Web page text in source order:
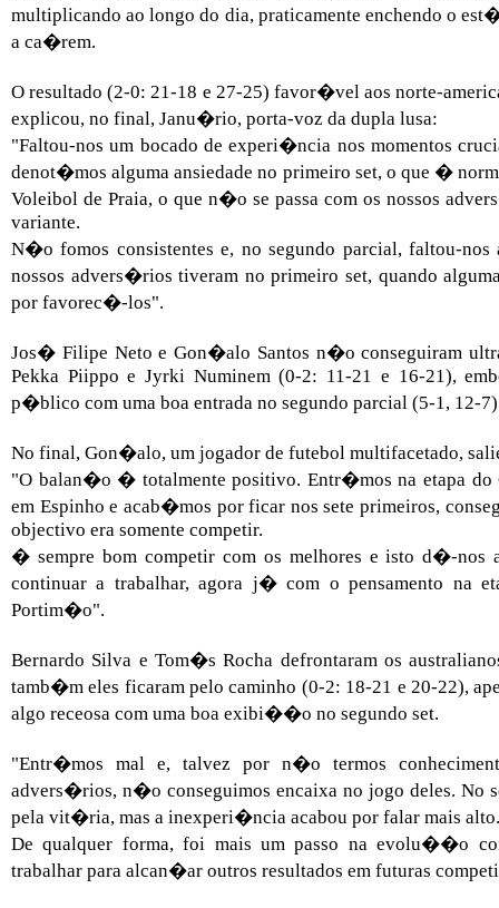
multiplicando ao longo do dia, praticamente enchendo o
a ca�rem.
O resultado (2-0: 21-18 e 27-25) favor�vel aos norte-
explicou, no final, Janu�rio, porta-voz da dupla lusa:
"Faltou-nos um bocado de experi�ncia nos momentos
denot�mos alguma ansiedade no primeiro set, o que �
Voleibol de Praia, o que n�o se passa com os nossos
variante.
N�o fomos consistentes e, no segundo parcial, faltou-nos
nossos advers�rios tiveram no primeiro set, quando
por favorec�-los".
Jos� Filipe Neto e Gon�alo Santos n�o conseguiram
Pekka Piippo e Jyrki Numinem (0-2: 11-21 e 16-21),
p�blico com uma boa entrada no segundo parcial (5-1, 12-
No final, Gon�alo, um jogador de futebol multifacetado,
"O balan�o � totalmente positivo. Entr�mos na etapa do
em Espinho e acab�mos por ficar nos sete primeiros,
objectivo era somente competir.
� sempre bom competir com os melhores e isto d�-nos
continuar a trabalhar, agora j� com o pensamento na
Portim�o".
Bernardo Silva e Tom�s Rocha defrontaram os
tamb�m eles ficaram pelo caminho (0-2: 18-21 e 20-22),
algo receosa com uma boa exibi��o no segundo set.
"Entr�mos mal e, talvez por n�o termos
advers�rios, n�o conseguimos encaixa no jogo deles.
pela vit�ria, mas a inexperi�ncia acabou por falar mais alto.
De qualquer forma, foi mais um passo na evolu��o
trabalhar para alcan�ar outros resultados em futuras